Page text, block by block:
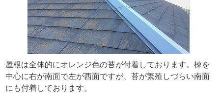
屋根は全体的にオレンジ色の苔が付着しております。棟を
中心に右が南面で左が西面ですが、苔が繁殖しづらい南面
にも付着しております。